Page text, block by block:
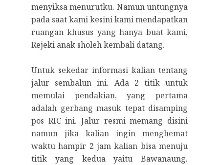
menyiksa menurutku. Namun untungnya
pada saat kami kesini kami mendapatkan
ruangan khusus yang hanya buat kami,
Rejeki anak sholeh kembali datang.
Untuk sekedar informasi kalian tentang
jalur sembalun ini. Ada 2 titik untuk
memulai pendakian, yang pertama
adalah gerbang masuk tepat disamping
pos RIC ini. Jalur resmi memang disini
namun jika kalian ingin menghemat
waktu hampir 2 jam kalian bisa menuju
titik yang kedua yaitu Bawanaung.